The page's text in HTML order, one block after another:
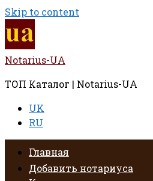
Skip to content
Notarius-UA
ТОП Каталог | Notarius-UA
UK
RU
Главная
Добавить нотариуса